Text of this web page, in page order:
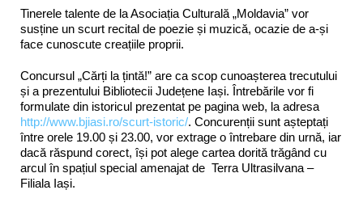
Tinerele talente de la Asociația Culturală „Moldavia” vor
susține un scurt recital de poezie și muzică, ocazie de a-și
face cunoscute creațiile proprii.
Concursul „Cărți la țintă!” are ca scop cunoașterea trecutului
și a prezentului Bibliotecii Județene Iași. Întrebările vor fi
formulate din istoricul prezentat pe pagina web, la adresa
http://www.bjiasi.ro/scurt-istoric/. Concurenții sunt așteptați
între orele 19.00 și 23.00, vor extrage o întrebare din urnă, iar
dacă răspund corect, își pot alege cartea dorită trăgând cu
arcul în spațiul special amenajat de Terra Ultrasilvana –
Filiala Iași.